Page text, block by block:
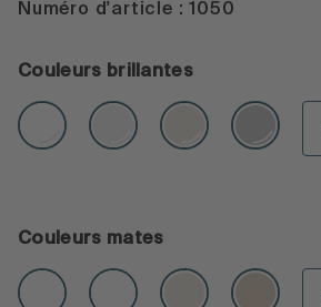
Numéro d'article : 1050
Couleurs brillantes
Couleurs mates